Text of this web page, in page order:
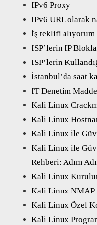
IPv6 Proxy
IPv6 URL olarak
İş teklifi alıyorum
ISP’lerin IP
ISP’lerin
İstanbul’da saat
IT Denetim
Kali Linux
Kali Linux
Kali Linux ile
Kali Linux ile
Rehberi: Adım
Kali Linux
Kali Linux NMAP
Kali Linux Özel
Kali Linux